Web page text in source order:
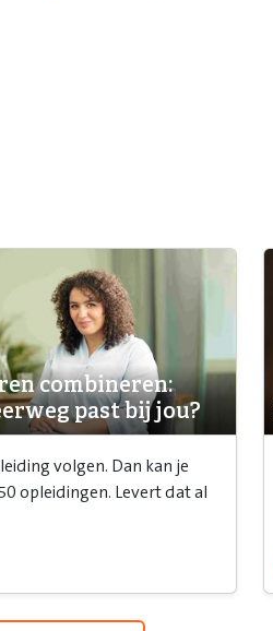
combineren:
past bij jou?
volgen. Dan kan je
opleidingen. Levert dat al